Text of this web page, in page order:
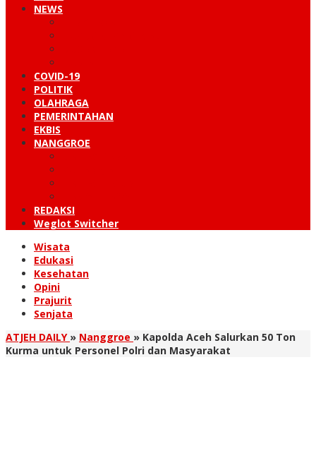
NEWS
COVID-19
POLITIK
OLAHRAGA
PEMERINTAHAN
EKBIS
NANGGROE
REDAKSI
Weglot Switcher
Wisata
Edukasi
Kesehatan
Opini
Prajurit
Senjata
ATJEH DAILY » Nanggroe » Kapolda Aceh Salurkan 50 Ton
Kurma untuk Personel Polri dan Masyarakat